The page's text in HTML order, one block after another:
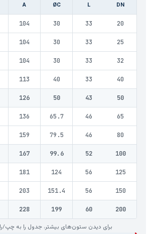
DN
L
ØC
A
20
33
30
104
25
33
30
104
32
33
30
104
40
33
40
113
50
43
50
126
65
46
65.7
136
80
46
79.5
159
100
52
99.6
167
125
56
124
181
150
56
151.4
203
200
60
199
228
برای دیدن ستون‌های بیشتر، جدول را به